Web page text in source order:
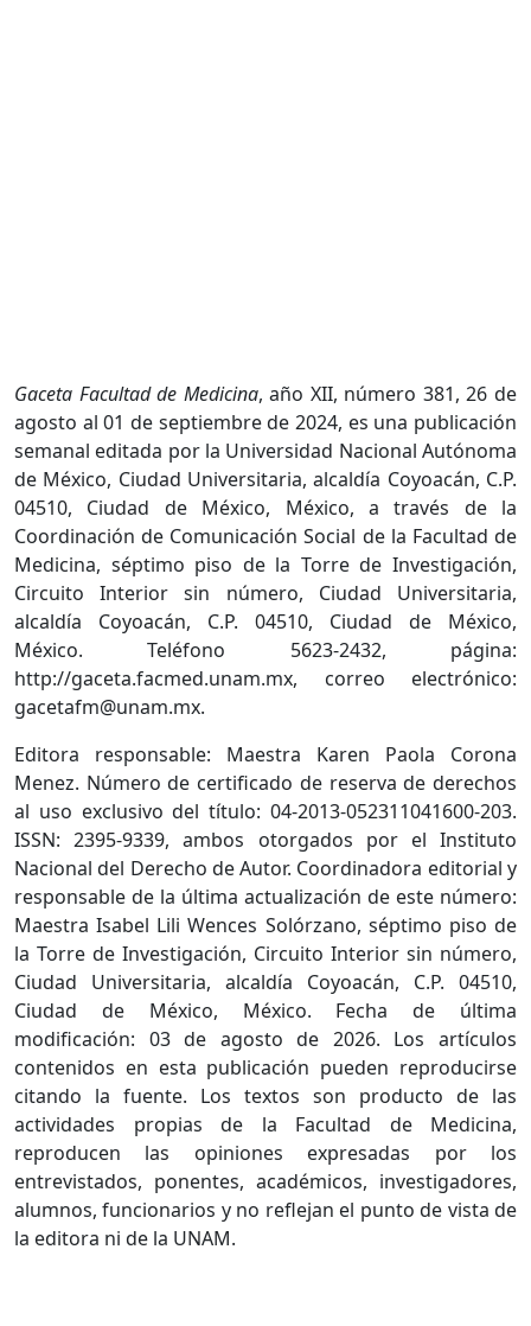
Gaceta Facultad de Medicina, año XII, número 381, 26 de
agosto al 01 de septiembre de 2024, es una publicación
semanal editada por la Universidad Nacional Autónoma
de México, Ciudad Universitaria, alcaldía Coyoacán, C.P.
04510, Ciudad de México, México, a través de la
Coordinación de Comunicación Social de la Facultad de
Medicina, séptimo piso de la Torre de Investigación,
Circuito Interior sin número, Ciudad Universitaria,
alcaldía Coyoacán, C.P. 04510, Ciudad de México,
México. Teléfono 5623-2432, página:
http://gaceta.facmed.unam.mx, correo electrónico:
gacetafm@unam.mx.
Editora responsable: Maestra Karen Paola Corona
Menez. Número de certificado de reserva de derechos
al uso exclusivo del título: 04-2013-052311041600-203.
ISSN: 2395-9339, ambos otorgados por el Instituto
Nacional del Derecho de Autor. Coordinadora editorial y
responsable de la última actualización de este número:
Maestra Isabel Lili Wences Solórzano, séptimo piso de
la Torre de Investigación, Circuito Interior sin número,
Ciudad Universitaria, alcaldía Coyoacán, C.P. 04510,
Ciudad de México, México. Fecha de última
modificación: 03 de agosto de 2026. Los artículos
contenidos en esta publicación pueden reproducirse
citando la fuente. Los textos son producto de las
actividades propias de la Facultad de Medicina,
reproducen las opiniones expresadas por los
entrevistados, ponentes, académicos, investigadores,
alumnos, funcionarios y no reflejan el punto de vista de
la editora ni de la UNAM.